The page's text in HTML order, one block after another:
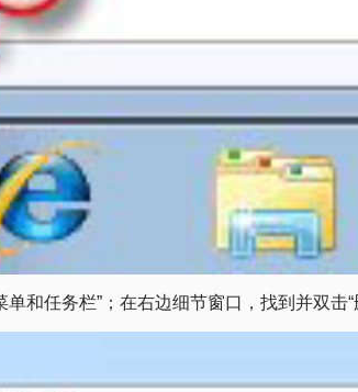
单和任务栏”；在右边细节窗口，找到并双击“